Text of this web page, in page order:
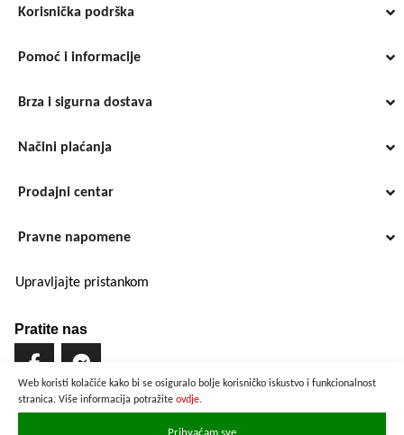
Web koristi kolačiće kako bi se osiguralo bolje korisničko iskustvo i funkcionalnost
stranica. Više informacija potražite ovdje.
Prihvaćam sve
Korisnička podrška
Pomoć i informacije
Brza i sigurna dostava
Načini plaćanja
Prodajni centar
Pravne napomene
Upravljajte pristankom
Pratite nas
Brzo i sigurno plaćanje